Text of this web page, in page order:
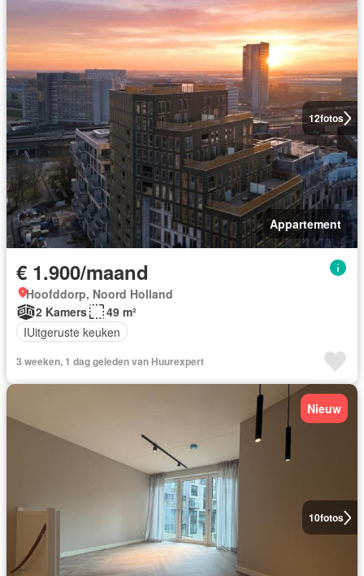
12fotos
Appartement
€ 1.900/maand
Hoofddorp, Noord Holland
2 Kamers
49 m²
IUitgeruste keuken
3 weeken, 1 dag geleden van Huurexpert
10fotos
Nieuw